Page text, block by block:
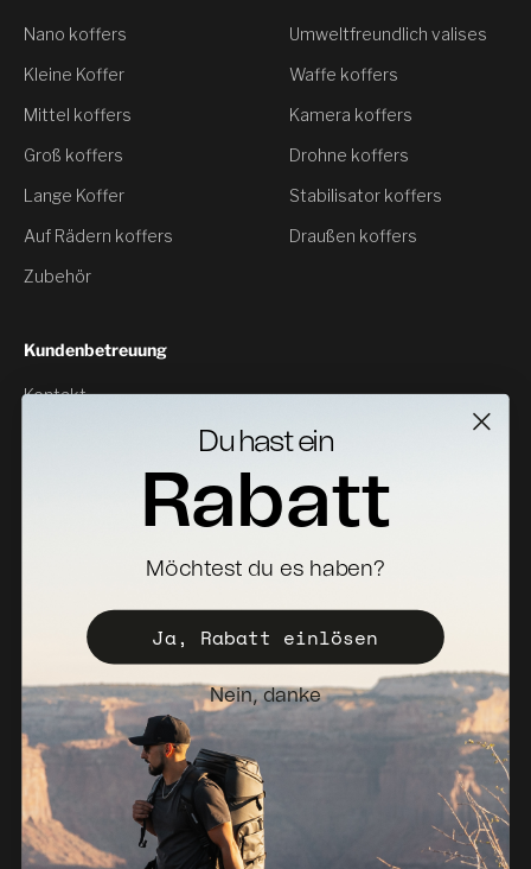
Nano koffers
Kleine Koffer
Mittel koffers
Groß koffers
Lange Koffer
Auf Rädern koffers
Zubehör
Umweltfreundlich valises
Waffe koffers
Kamera koffers
Drohne koffers
Stabilisator koffers
Draußen koffers
Kundenbetreuung
Kontakt
Specs Downloads
Vertriebspartner werden
Vertriebspolitik
Niederlande (EUR €)
Du hast ein
Rabatt
Möchtest du es haben?
Ja, Rabatt einlösen
Nein, danke